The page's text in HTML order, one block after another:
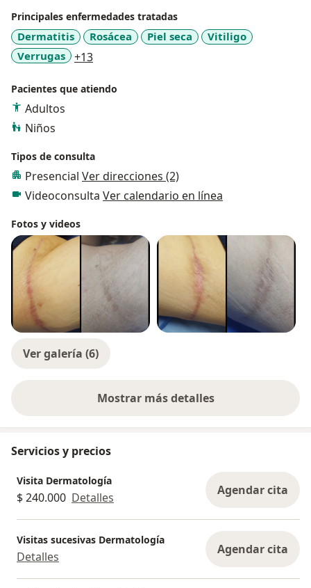
tratamiento de alopecia, arrugas, cicatrices.
Principales enfermedades tratadas
Dermatitis Rosácea Piel seca
Vitiligo
Verrugas
+13a11y_sr_more_diseases
Pacientes que atiendo
Adultos
Niños
Tipos de consulta
Presencial Ver direcciones (2)
Videoconsulta Ver calendario en línea
Fotos y videos
Ver galería (6)
Mostrar más detalles
sobre la experiencia
Servicios y precios
Visita Dermatología
$ 240.000 Detalles Agendar cita
Visitas sucesivas Dermatología
Detalles Agendar cita